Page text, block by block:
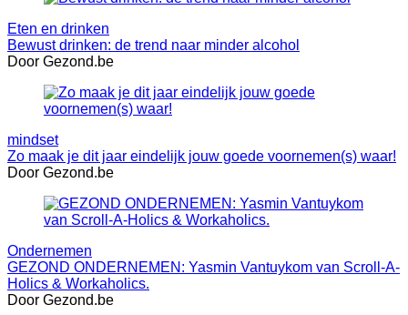
Eten en drinken
Bewust drinken: de trend naar minder alcohol
Door Gezond.be
mindset
Zo maak je dit jaar eindelijk jouw goede voornemen(s) waar!
Door Gezond.be
Ondernemen
GEZOND ONDERNEMEN: Yasmin Vantuykom van Scroll-A-
Holics & Workaholics.
Door Gezond.be